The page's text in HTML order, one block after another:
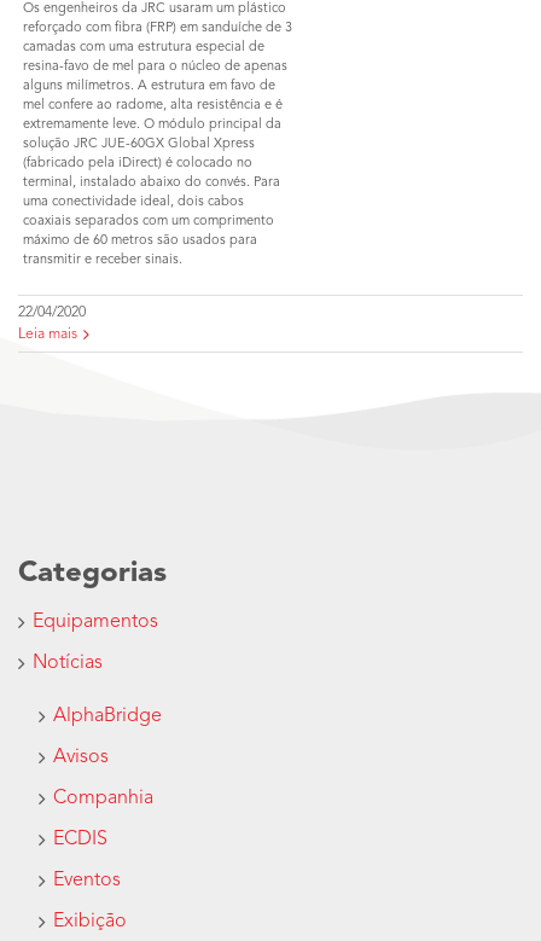
Os engenheiros da JRC usaram um plástico
reforçado com fibra (FRP) em sanduíche de 3
camadas com uma estrutura especial de
resina-favo de mel para o núcleo de apenas
alguns milímetros. A estrutura em favo de
mel confere ao radome, alta resistência e é
extremamente leve. O módulo principal da
solução JRC JUE-60GX Global Xpress
(fabricado pela iDirect) é colocado no
terminal, instalado abaixo do convés. Para
uma conectividade ideal, dois cabos
coaxiais separados com um comprimento
máximo de 60 metros são usados ​​para
transmitir e receber sinais.
22/04/2020
Leia mais
Categorias
Equipamentos
Notícias
AlphaBridge
Avisos
Companhia
ECDIS
Eventos
Exibição